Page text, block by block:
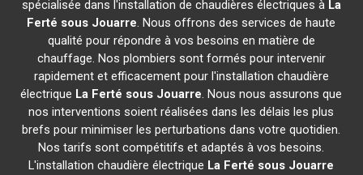
spécialisée dans l'installation de chaudières électriques à La
Ferté sous Jouarre. Nous offrons des services de haute
qualité pour répondre à vos besoins en matière de
chauffage. Nos plombiers sont formés pour intervenir
rapidement et efficacement pour l'installation chaudière
électrique La Ferté sous Jouarre. Nous nous assurons que
nos interventions soient réalisées dans les délais les plus
brefs pour minimiser les perturbations dans votre quotidien.
Nos tarifs sont compétitifs et adaptés à vos besoins.
L'installation chaudière électrique La Ferté sous Jouarre